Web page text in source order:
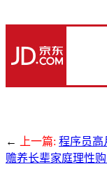
← 上一篇: 程序员高
赡养长辈家庭理性